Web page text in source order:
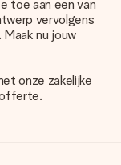
toe aan een van
vervolgens
nu jouw
onze zakelijke
offerte.